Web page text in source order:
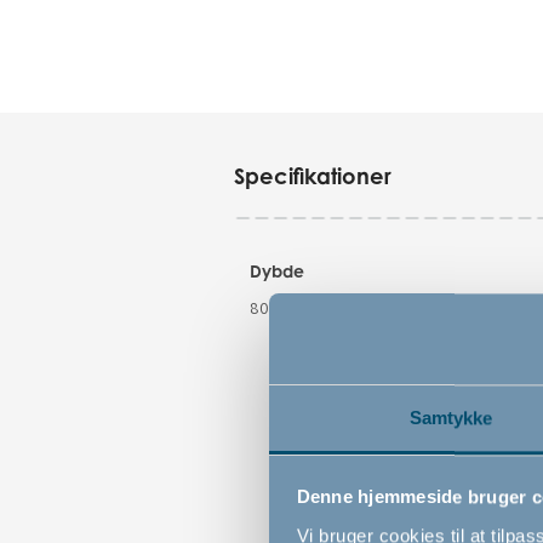
Samtykke
Denne hjemmeside bruger
Vi bruger cookies til at
Specifikationer
Dybde
80 cm